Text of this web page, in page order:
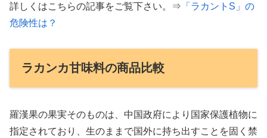
詳しくはこちらの記事をご覧下さい。⇒ 「ラカントS」の
危険性は？
ラカンカ甘味料の商品比較
羅漢果の果実そのものは、中国政府により国家保護植物に
指定されており、生のままで国外に持ち出すことを固く禁